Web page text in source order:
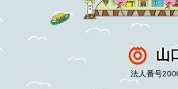
山
法人番号